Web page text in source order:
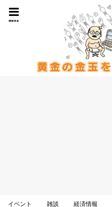
menu
イベント 雑談 経済情報